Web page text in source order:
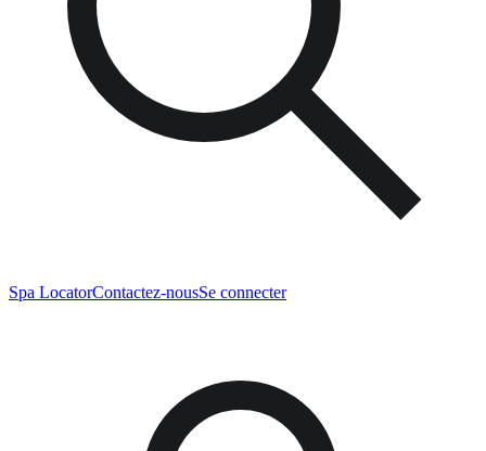
Spa LocatorContactez-nousSe connecter